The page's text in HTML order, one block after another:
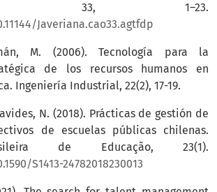
33, 1–23.
Javeriana.cao33.agtfdp
M. (2006). Tecnología para la
de los recursos humanos en
Ingeniería Industrial, 22(2), 17-19.
N. (2018). Prácticas de gestión de
de escuelas públicas chilenas.
de Educação, 23(1).
S1413-24782018230013